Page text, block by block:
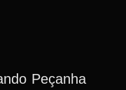
Peçanha